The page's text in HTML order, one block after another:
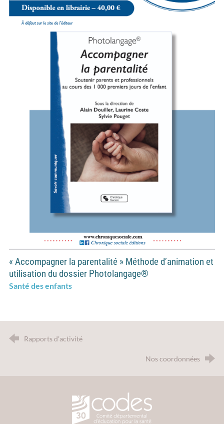
« Accompagner la parentalité » Méthode d’animation et
utilisation du dossier Photolangage®
Santé des enfants
Rapports d'activité
Nos coordonnées
CODES 30 - Comité